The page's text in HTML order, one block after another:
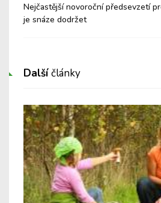
Nejčastější novoroční předsevzetí
je snáze dodržet
Dalšíčlánky